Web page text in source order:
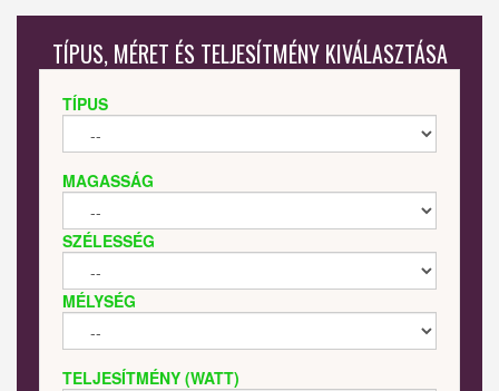
TÍPUS, MÉRET ÉS TELJESÍTMÉNY KIVÁLASZTÁSA
TÍPUS
MAGASSÁG
SZÉLESSÉG
MÉLYSÉG
TELJESÍTMÉNY (WATT)